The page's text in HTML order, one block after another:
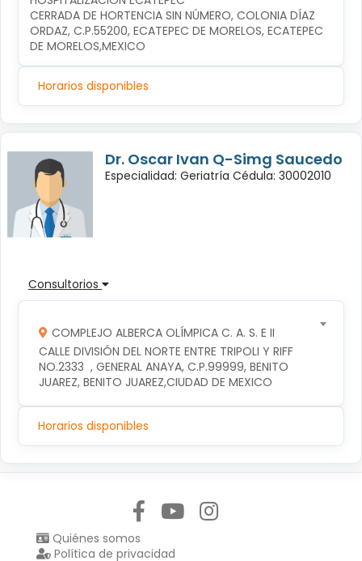
CERRADA DE HORTENCIA SIN NÚMERO, COLONIA DÍAZ
ORDAZ, C.P.55200, ECATEPEC DE MORELOS, ECATEPEC
DE MORELOS,MEXICO
Horarios disponibles
Dr. Oscar Ivan Q-Simg Saucedo
Especialidad: Geriatría Cédula: 30002010
Consultorios
COMPLEJO ALBERCA OLÍMPICA C. A. S. E II
CALLE DIVISIÓN DEL NORTE ENTRE TRIPOLI Y RIFF
NO.2333  , GENERAL ANAYA, C.P.99999, BENITO
JUAREZ, BENITO JUAREZ,CIUDAD DE MEXICO
Horarios disponibles
Quiénes somos
Política de privacidad